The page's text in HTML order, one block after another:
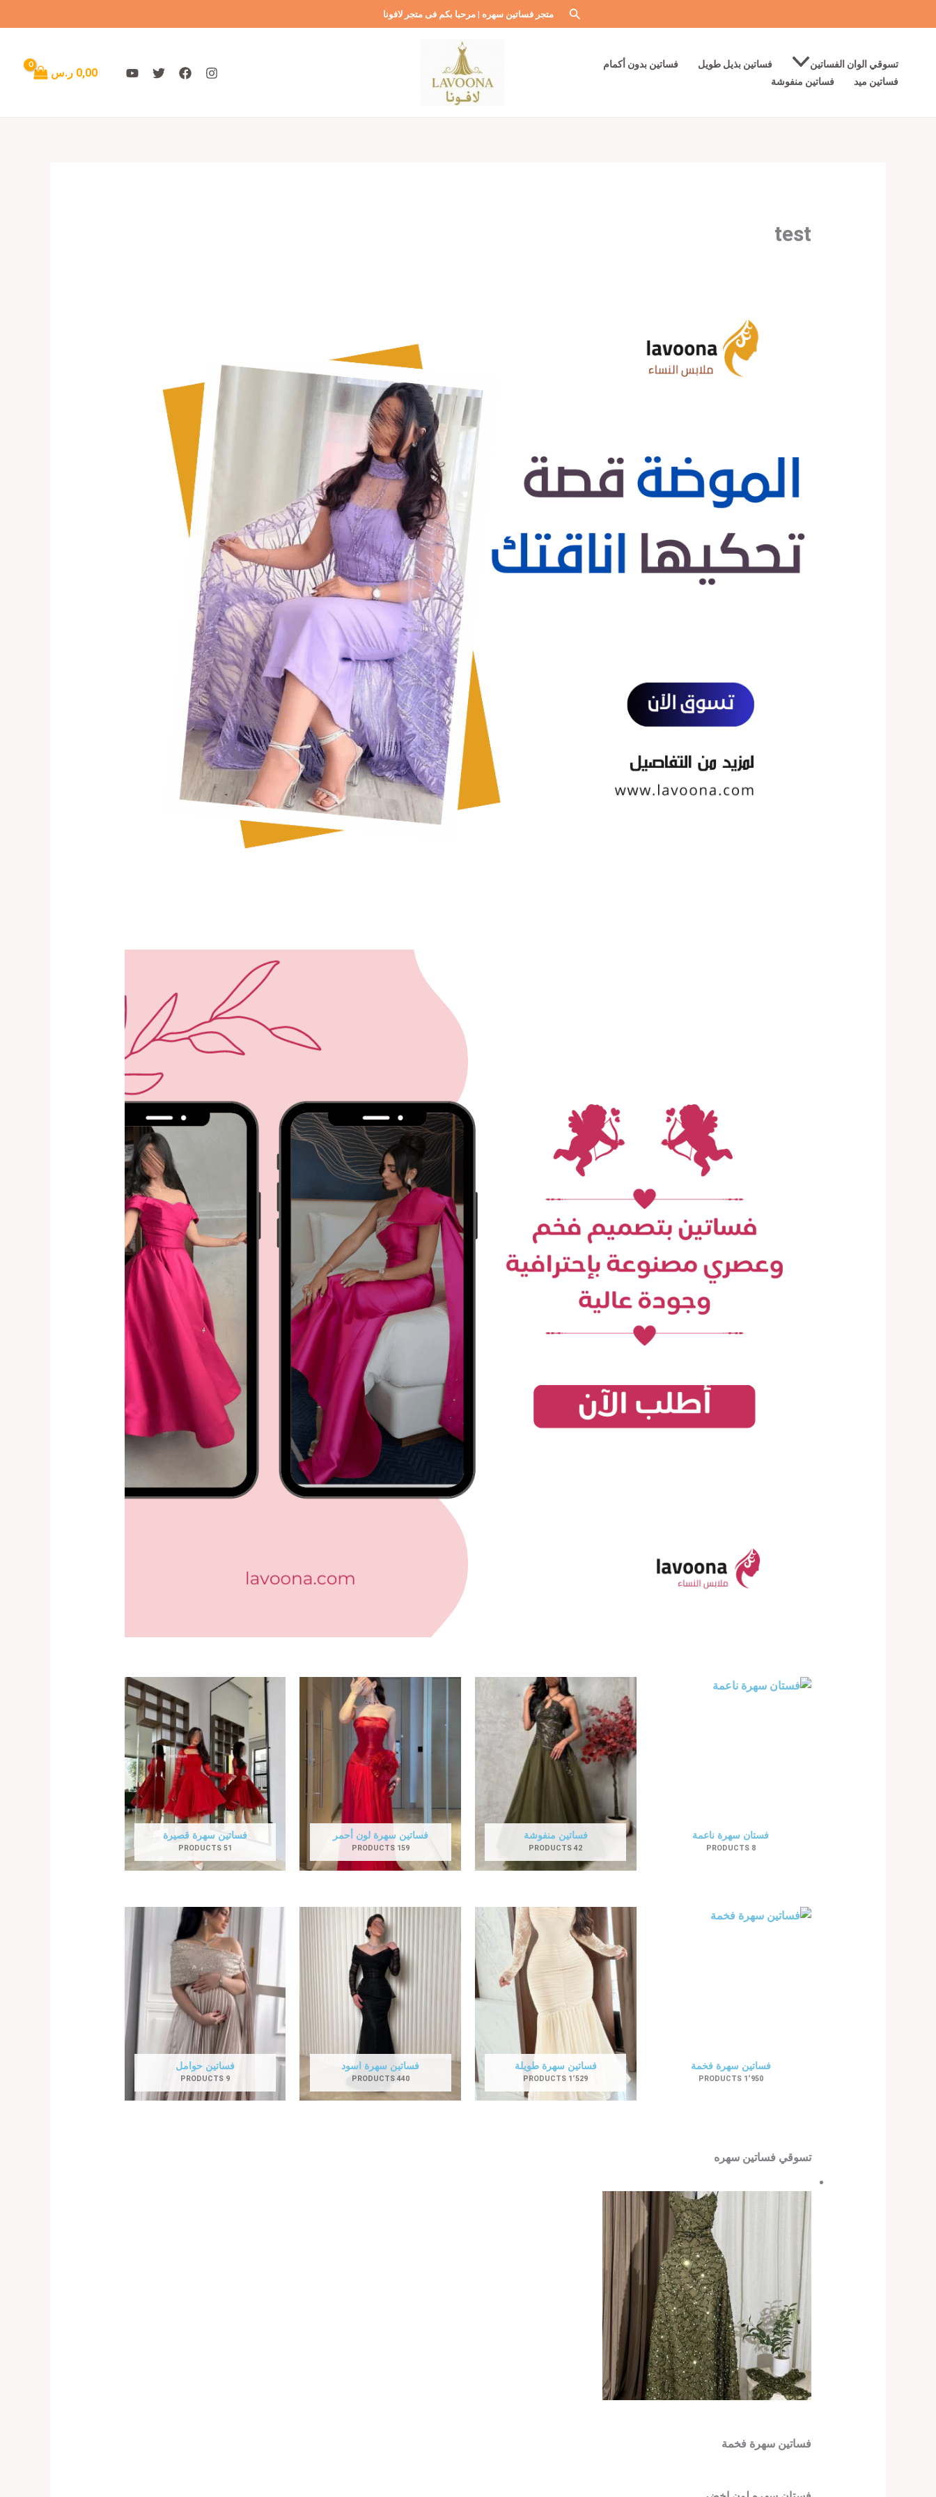
إلى
البحثمتجر فساتين سهره | مرحبا بكم فى متجر لافونا
تسوقي الوان الفساتين فساتين بذيل طويل
فساتين بدون أكمام
فساتين ميد
فساتين منفوشة
0,00 ر.س
test
فستان سهرة ناعمة
8 PRODUCTS
فساتين منفوشة
42 PRODUCTS
فساتين سهرة لون أحمر
159 PRODUCTS
فساتين سهرة قصيرة
51 PRODUCTS
فساتين سهرة فخمة
1٬950 PRODUCTS
فساتين سهرة طويلة
1٬529 PRODUCTS
فساتين سهرة اسود
440 PRODUCTS
فساتين حوامل
9 PRODUCTS
تسوقي فساتين سهره
فساتين سهرة فخمة